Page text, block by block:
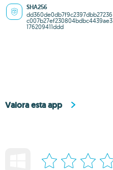
SHA256
dd360de0db7f9c2397dbb27236
c007b27ef230804bdbc4439ae3
176209411ddd
Valora esta app